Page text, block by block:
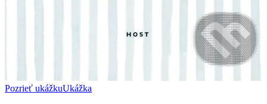
Pozrieť ukážkuUkážka